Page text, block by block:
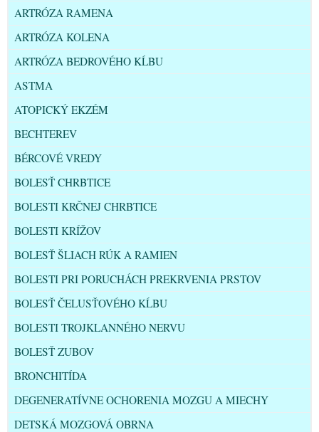
ARTRÓZA RAMENA
ARTRÓZA KOLENA
ARTRÓZA BEDROVÉHO KĹBU
ASTMA
ATOPICKÝ EKZÉM
BECHTEREV
BÉRCOVÉ VREDY
BOLESŤ CHRBTICE
BOLESTI KRČNEJ CHRBTICE
BOLESTI KRÍŽOV
BOLESŤ ŠLIACH RÚK A RAMIEN
BOLESTI PRI PORUCHÁCH PREKRVENIA PRSTOV
BOLESŤ ČELUSŤOVÉHO KĹBU
BOLESTI TROJKLANNÉHO NERVU
BOLESŤ ZUBOV
BRONCHITÍDA
DEGENERATÍVNE OCHORENIA MOZGU A MIECHY
DETSKÁ MOZGOVÁ OBRNA